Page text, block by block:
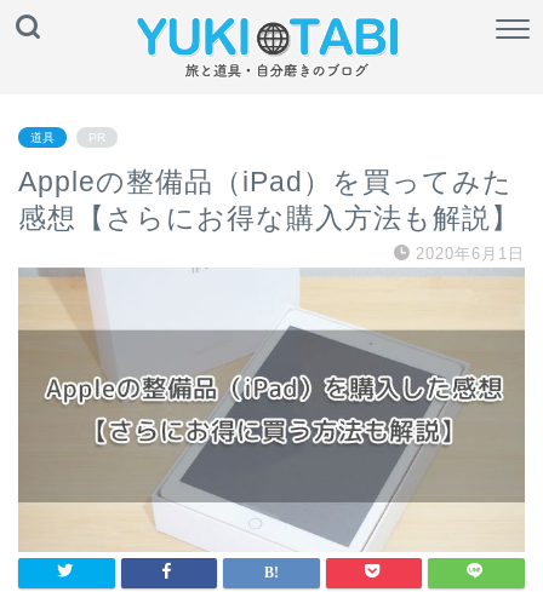
道具 PR
Appleの整備品（iPad）を買ってみた
感想【さらにお得な購入方法も解説】
2020年6月1日